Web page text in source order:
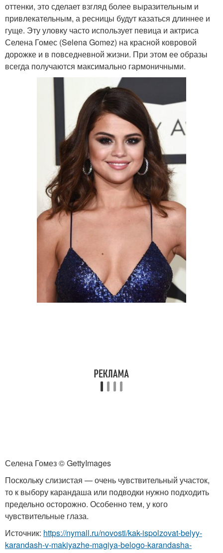
оттенки, это сделает взгляд более выразительным и
привлекательным, а ресницы будут казаться длиннее и
гуще. Эту уловку часто использует певица и актриса
Селена Гомес (Selena Gomez) на красной ковровой
дорожке и в повседневной жизни. При этом ее образы
всегда получаются максимально гармоничными.
Селена Гомез © GettyImages
Поскольку слизистая — очень чувствительный участок,
то к выбору карандаша или подводки нужно подходить
предельно осторожно. Особенно тем, у кого
чувствительные глаза.
Источник: https://nymall.ru/novosti/kak-ispolzovat-belyy-
karandash-v-makiyazhe-magiya-belogo-karandasha-